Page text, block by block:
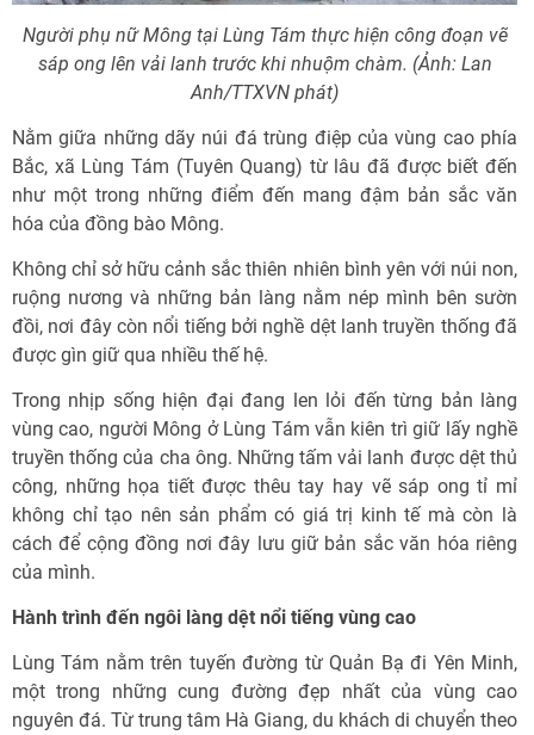
Người phụ nữ Mông tại Lùng Tám thực hiện công đoạn vẽ
sáp ong lên vải lanh trước khi nhuộm chàm. (Ảnh: Lan
Anh/TTXVN phát)
Nằm giữa những dãy núi đá trùng điệp của vùng cao phía
Bắc, xã Lùng Tám (Tuyên Quang) từ lâu đã được biết đến
như một trong những điểm đến mang đậm bản sắc văn
hóa của đồng bào Mông.
Không chỉ sở hữu cảnh sắc thiên nhiên bình yên với núi non,
ruộng nương và những bản làng nằm nép mình bên sườn
đồi, nơi đây còn nổi tiếng bởi nghề dệt lanh truyền thống đã
được gìn giữ qua nhiều thế hệ.
Trong nhịp sống hiện đại đang len lỏi đến từng bản làng
vùng cao, người Mông ở Lùng Tám vẫn kiên trì giữ lấy nghề
truyền thống của cha ông. Những tấm vải lanh được dệt thủ
công, những họa tiết được thêu tay hay vẽ sáp ong tỉ mỉ
không chỉ tạo nên sản phẩm có giá trị kinh tế mà còn là
cách để cộng đồng nơi đây lưu giữ bản sắc văn hóa riêng
của mình.
Hành trình đến ngôi làng dệt nổi tiếng vùng cao
Lùng Tám nằm trên tuyến đường từ Quản Bạ đi Yên Minh,
một trong những cung đường đẹp nhất của vùng cao
nguyên đá. Từ trung tâm Hà Giang, du khách di chuyển theo